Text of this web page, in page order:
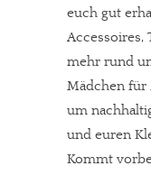
euch gut
Accessoires,
mehr rund
Mädchen für
um
und euren
Kommt